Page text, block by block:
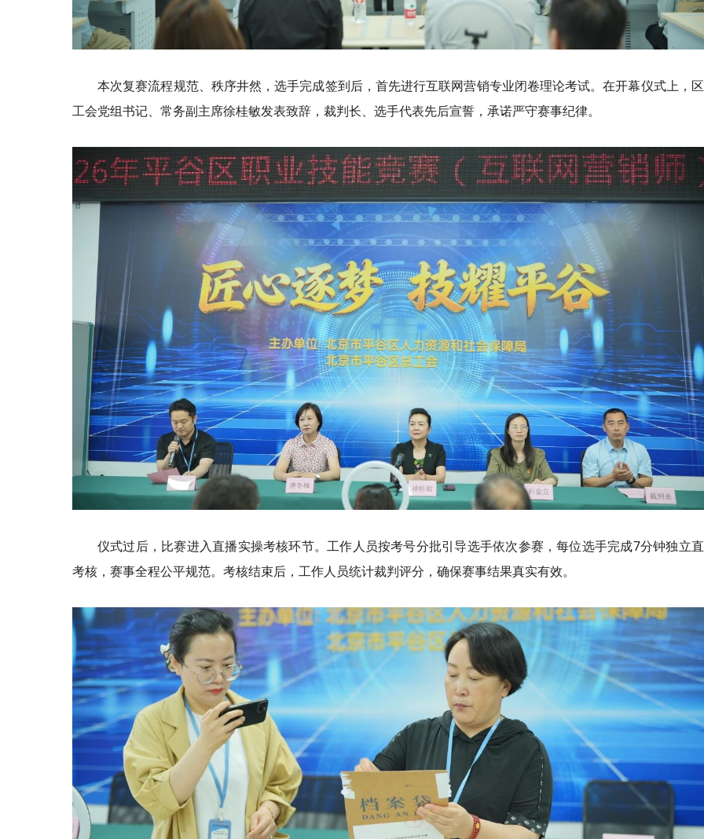
本次复赛流程规范、秩序井然，选手完成签到后，首先进行互联网营销专业闭卷理论考试。在开幕仪式上，
工会党组书记、常务副主席徐桂敏发表致辞，裁判长、选手代表先后宣誓，承诺严守赛事纪律。
仪式过后，比赛进入直播实操考核环节。工作人员按考号分批引导选手依次参赛，每位选手完成7分钟独立
考核，赛事全程公平规范。考核结束后，工作人员统计裁判评分，确保赛事结果真实有效。